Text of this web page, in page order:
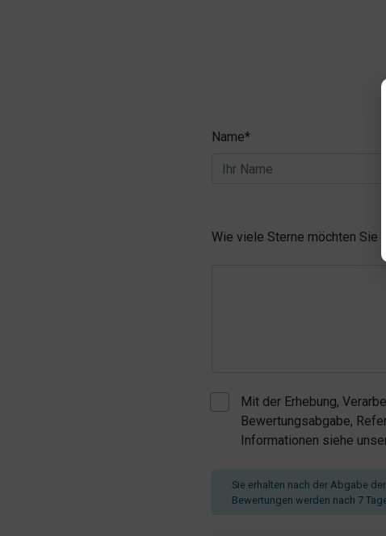
Name*
Wie viele Sterne möchten Sie
Mit der Erhebung,
Bewertungsabgabe,
Informationen siehe
Sie erhalten nach der Abgabe
Bewertungen werden nach 7